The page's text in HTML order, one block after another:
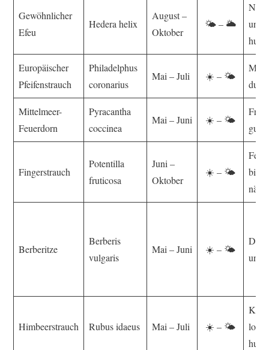
Gewöhnlicher
Efeu
Hedera helix
August –
Oktober
🌤️ – 🌥️
und
Europäischer
Pfeifenstrauch
Philadelphus
coronarius
Mai – Juli ☀️ – 🌤️
Mittelmeer-
Feuerdorn
Pyracantha
coccinea
Mai – Juni ☀️ – 🌤️
gut
Fingerstrauch
Potentilla
fruticosa
Juni –
Oktober
☀️ – 🌤️
bis
Berberitze
Berberis
vulgaris
Mai – Juni ☀️ – 🌤️
und
Himbeerstrauch Rubus idaeus Mai – Juli ☀️ – 🌤️